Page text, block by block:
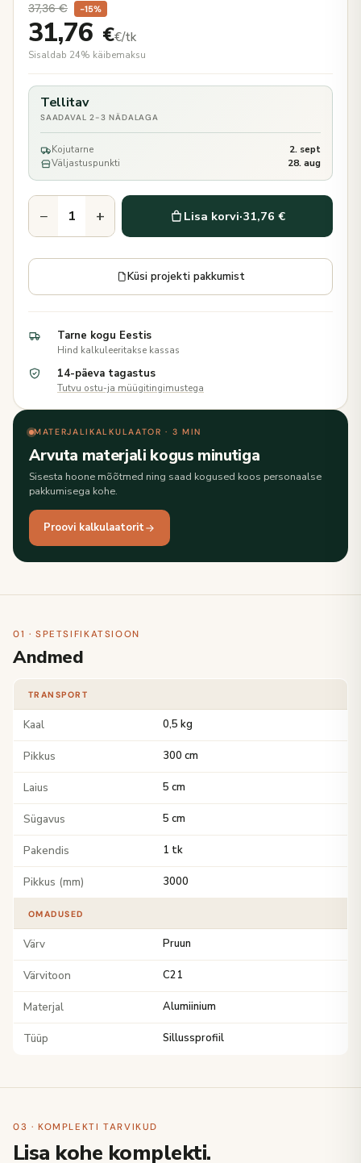
37,36€ −15%
31,76 €€/tk
Sisaldab 24% käibemaksu
Tellitav
SAADAVAL 2-3 NÄDALAGA
Kojutarne
2. sept
Väljastuspunkti
28. aug
− + Lisa korvi·31,76 €
Küsi projekti pakkumist
Tarne kogu Eestis
Hind kalkuleeritakse kassas
14-päeva tagastus
Tutvu ostu-ja müügitingimustega
MATERJALIKALKULAATOR · 3 MIN
Arvuta materjali kogus minutiga
Sisesta hoone mõõtmed ning saad kogused koos personaalse
pakkumisega kohe.
Proovi kalkulaatorit
01 · SPETSIFIKATSIOON
Andmed
TRANSPORT
Kaal 0,5 kg
Pikkus 300 cm
Laius 5 cm
Sügavus 5 cm
Pakendis 1 tk
Pikkus (mm) 3000
OMADUSED
Värv Pruun
Värvitoon C21
Materjal Alumiinium
Tüüp Sillussprofiil
03 · KOMPLEKTI TARVIKUD
Lisa kohe komplekti.